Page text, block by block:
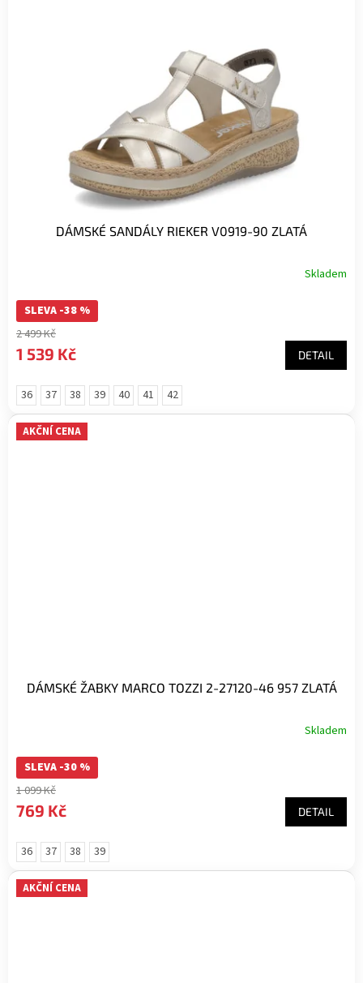
DÁMSKÉ SANDÁLY RIEKER V0919-90 ZLATÁ
Skladem
SLEVA -38 %
2 499 Kč
1 539 Kč DETAIL
36 37 38 39 40 41 42
AKČNÍ CENA
DÁMSKÉ ŽABKY MARCO TOZZI 2-27120-46 957 ZLATÁ
Skladem
SLEVA -30 %
1 099 Kč
769 Kč DETAIL
36 37 38 39
AKČNÍ CENA